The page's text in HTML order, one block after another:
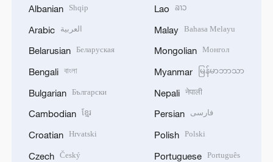
Albanian Shqip
Arabic العربية
Belarusian Беларуская
Bengali বাংলা
Bulgarian Български
Cambodian ខ្មែរ
Croatian Hrvatski
Czech Český
Lao ລາວ
Malay Bahasa Melayu
Mongolian Монгол
Myanmar မြန်မာဘာသာ
Nepali नेपाली
Persian فارسی
Polish Polski
Portuguese Português